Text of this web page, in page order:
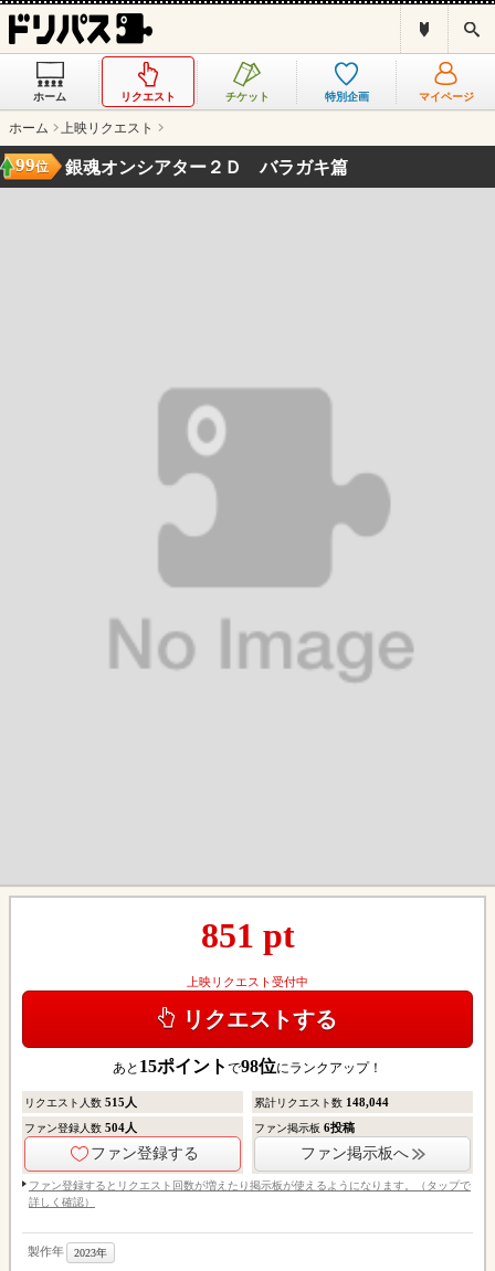
ス
ホーム リクエスト チケット 特別企画 マイページ
ホーム 上映リクエスト
銀魂オンシアター２Ｄ バラガキ篇
99位
851 pt
上映リクエスト受付中
リクエストする
あと 15ポイント で98位にランクアップ！
リクエスト人数 515 人 累計リクエスト数 148,044
ファン登録人数 504人
ファン登録する
ファン掲示板6投稿
ファン掲示板へ
ファン登録するとリクエスト回数が増えたり掲示板が使えるようになります。（タップで
詳しく確認）
製作年 2023年